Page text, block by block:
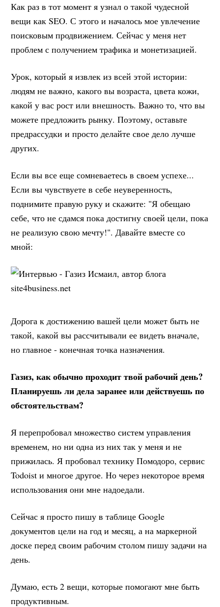
Как раз в тот момент я узнал о такой чудесной
вещи как SEO. С этого и началось мое увлечение
поисковым продвижением. Сейчас у меня нет
проблем с получением трафика и монетизацией.
Урок, который я извлек из всей этой истории:
людям не важно, какого вы возраста, цвета кожи,
какой у вас рост или внешность. Важно то, что вы
можете предложить рынку. Поэтому, оставьте
предрассудки и просто делайте свое дело лучше
других.
Если вы все еще сомневаетесь в своем успехе...
Если вы чувствуете в себе неуверенность,
поднимите правую руку и скажите: "Я обещаю
себе, что не сдамся пока достигну своей цели, пока
не реализую свою мечту!". Давайте вместе со
мной:
Дорога к достижению вашей цели может быть не
такой, какой вы рассчитывали ее видеть вначале,
но главное - конечная точка назначения.
Газиз, как обычно проходит твой рабочий день?
Планируешь ли дела заранее или действуешь по
обстоятельствам?
Я перепробовал множество систем управления
временем, но ни одна из них так у меня и не
прижилась. Я пробовал технику Помодоро, сервис
Todoist и многое другое. Но через некоторое время
использования они мне надоедали.
Сейчас я просто пишу в таблице Google
документов цели на год и месяц, а на маркерной
доске перед своим рабочим столом пишу задачи на
день.
Думаю, есть 2 вещи, которые помогают мне быть
продуктивным.